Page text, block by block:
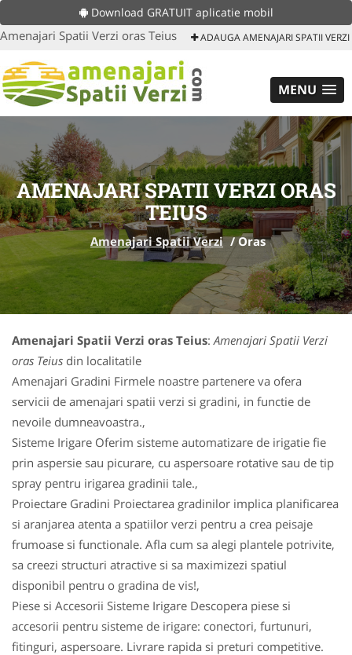
Download GRATUIT aplicatie mobil
Amenajari Spatii Verzi oras Teius ADAUGA AMENAJARI SPATII VERZI
MENU
AMENAJARI SPATII VERZI ORAS
TEIUS
Amenajari Spatii Verzi /Oras
Amenajari Spatii Verzi oras Teius:Amenajari Spatii Verzi
oras Teius din localitatile
Amenajari Gradini Firmele noastre partenere va ofera
servicii de amenajari spatii verzi si gradini, in functie de
nevoile dumneavoastra.,
Sisteme Irigare Oferim sisteme automatizare de irigatie fie
prin aspersie sau picurare, cu aspersoare rotative sau de tip
spray pentru irigarea gradinii tale.,
Proiectare Gradini Proiectarea gradinilor implica planificarea
si aranjarea atenta a spatiilor verzi pentru a crea peisaje
frumoase si functionale. Afla cum sa alegi plantele potrivite,
sa creezi structuri atractive si sa maximizezi spatiul
disponibil pentru o gradina de vis!,
Piese si Accesorii Sisteme Irigare Descopera piese si
accesorii pentru sisteme de irigare: conectori, furtunuri,
fitinguri, aspersoare. Livrare rapida si preturi competitive.